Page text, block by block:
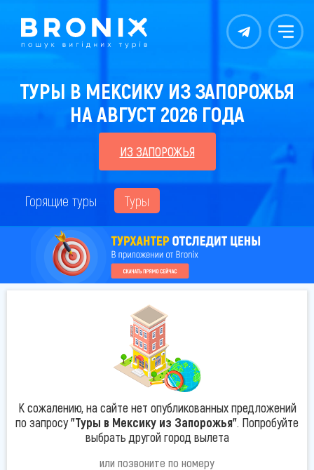
Контакты Меню
ТУРЫ В МЕКСИКУ ИЗ ЗАПОРОЖЬЯ
НА АВГУСТ 2026 ГОДА
ИЗ ЗАПОРОЖЬЯ
Горящие туры Туры
К сожалению, на сайте нет опубликованных предложений
по запросу"Туры в Мексику из Запорожья". Попробуйте
выбрать другой город вылета
или позвоните по номеру